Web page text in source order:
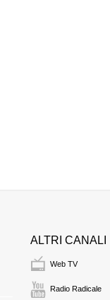
ALTRI CANALI
Web TV
Radio Radicale